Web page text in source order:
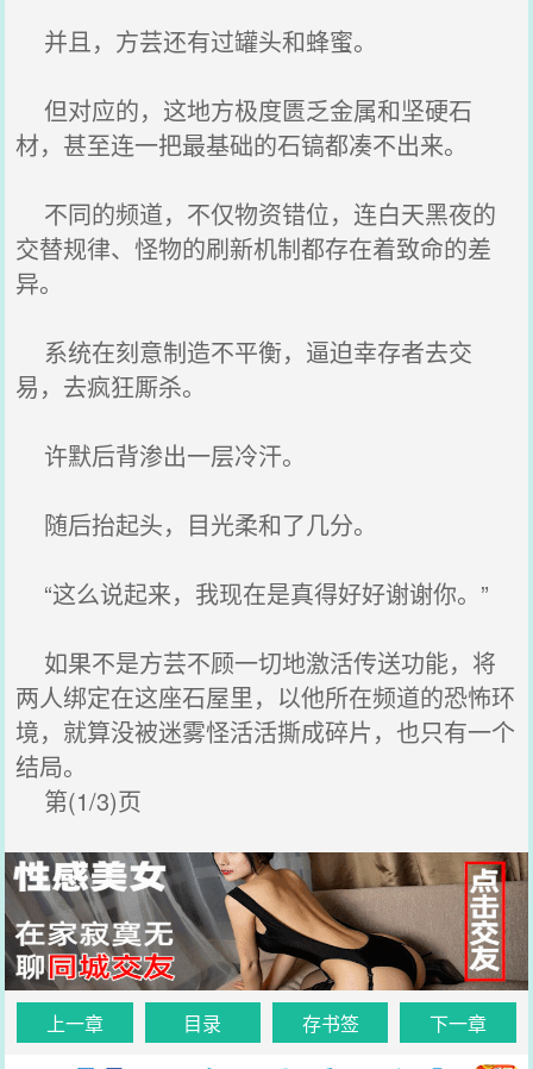
并且，方芸还有过罐头和蜂蜜。
但对应的，这地方极度匮乏金属和坚硬石
材，甚至连一把最基础的石镐都凑不出来。
不同的频道，不仅物资错位，连白天黑夜的
交替规律、怪物的刷新机制都存在着致命的差
异。
系统在刻意制造不平衡，逼迫幸存者去交
易，去疯狂厮杀。
许默后背渗出一层冷汗。
随后抬起头，目光柔和了几分。
“这么说起来，我现在是真得好好谢谢你。”
如果不是方芸不顾一切地激活传送功能，将
两人绑定在这座石屋里，以他所在频道的恐怖环
境，就算没被迷雾怪活活撕成碎片，也只有一个
结局。
第(1/3)页
上一章 目录 存书签 下一章